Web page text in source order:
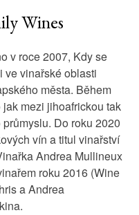
Wines
v roce 2007, Kdy se
vinařské oblasti
města. Během
mezi jihoafrickou tak
Do roku 2020
vín a titul vinařství
Andrea Mullineux
roku 2016 (Wine
a Andrea